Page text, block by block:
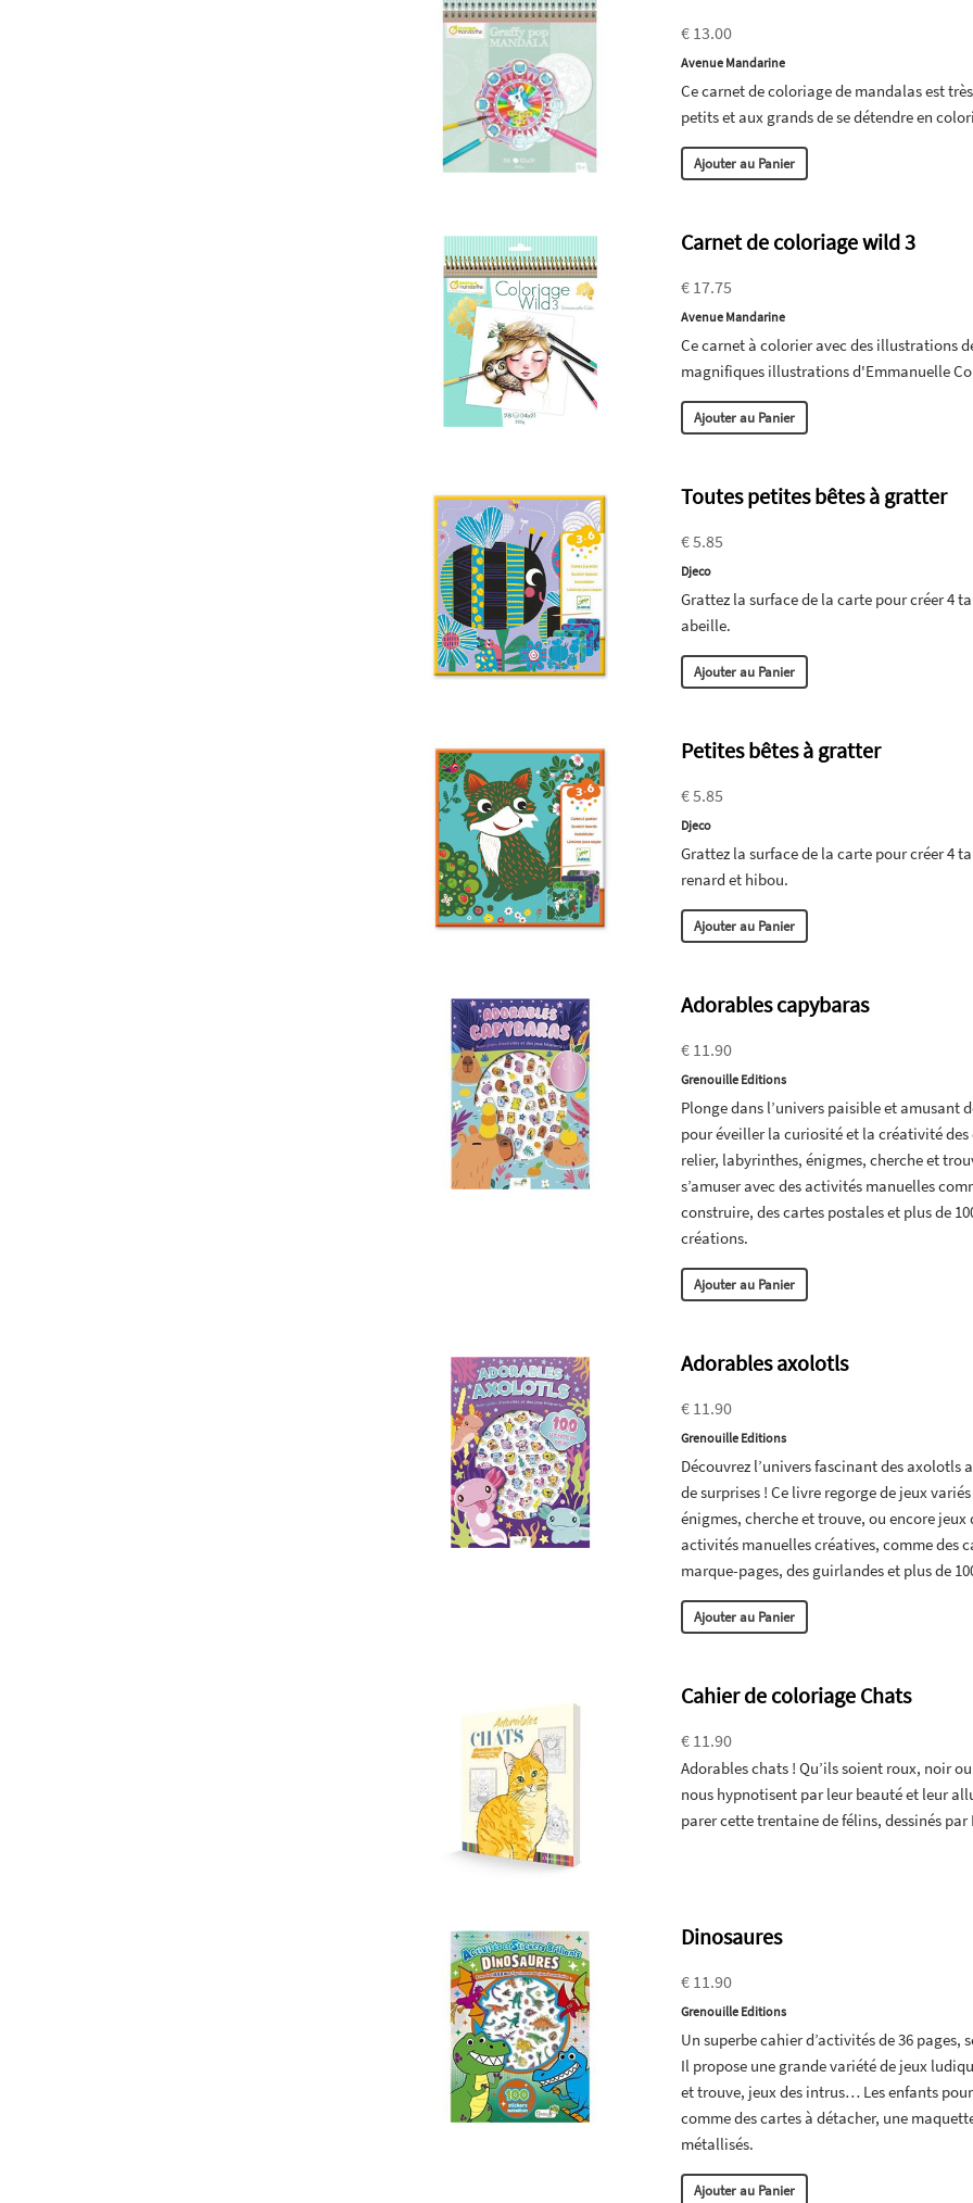
€ 13.00
Avenue Mandarine
Ce carnet de coloriage de mandalas est
petits et aux grands de se détendre en
Ajouter au Panier
Carnet de coloriage wild 3
€ 17.75
Avenue Mandarine
Ce carnet à colorier avec des illustrations
magnifiques illustrations d'Emmanuelle
Ajouter au Panier
Toutes petites bêtes à gratter
€ 5.85
Djeco
Grattez la surface de la carte pour créer 4
abeille.
Ajouter au Panier
Petites bêtes à gratter
€ 5.85
Djeco
Grattez la surface de la carte pour créer 4
renard et hibou.
Ajouter au Panier
Adorables capybaras
€ 11.90
Grenouille Editions
Plonge dans l’univers paisible et amusant
pour éveiller la curiosité et la créativité
relier, labyrinthes, énigmes, cherche et
s’amuser avec des activités manuelles
construire, des cartes postales et plus de
créations.
Ajouter au Panier
Adorables axolotls
€ 11.90
Grenouille Editions
Découvrez l’univers fascinant des axolotls
de surprises ! Ce livre regorge de jeux
énigmes, cherche et trouve, ou encore
activités manuelles créatives, comme des
marque-pages, des guirlandes et plus de
Ajouter au Panier
Cahier de coloriage Chats
€ 11.90
Adorables chats ! Qu’ils soient roux, noir
nous hypnotisent par leur beauté et leur
parer cette trentaine de félins, dessinés par
Dinosaures
€ 11.90
Grenouille Editions
Un superbe cahier d’activités de 36
Il propose une grande variété de jeux
et trouve, jeux des intrus… Les enfants
comme des cartes à détacher, une
métallisés.
Ajouter au Panier